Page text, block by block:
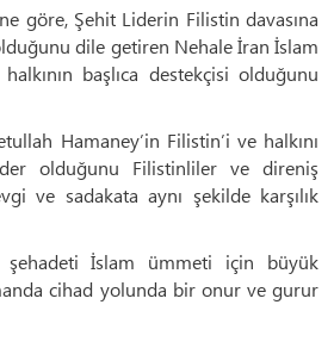
göre, Şehit Liderin Filistin davasına
dile getiren Nehale İran İslam
başlıca destekçisi olduğunu
Hamaney’in Filistin’i ve halkını
olduğunu Filistinliler ve direniş
ve sadakata aynı şekilde karşılık
İslam ümmeti için büyük
cihad yolunda bir onur ve gurur